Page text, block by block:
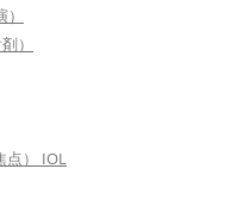
）
点） IOL